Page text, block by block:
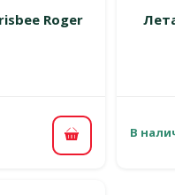
Roger
цена
В корзину
В